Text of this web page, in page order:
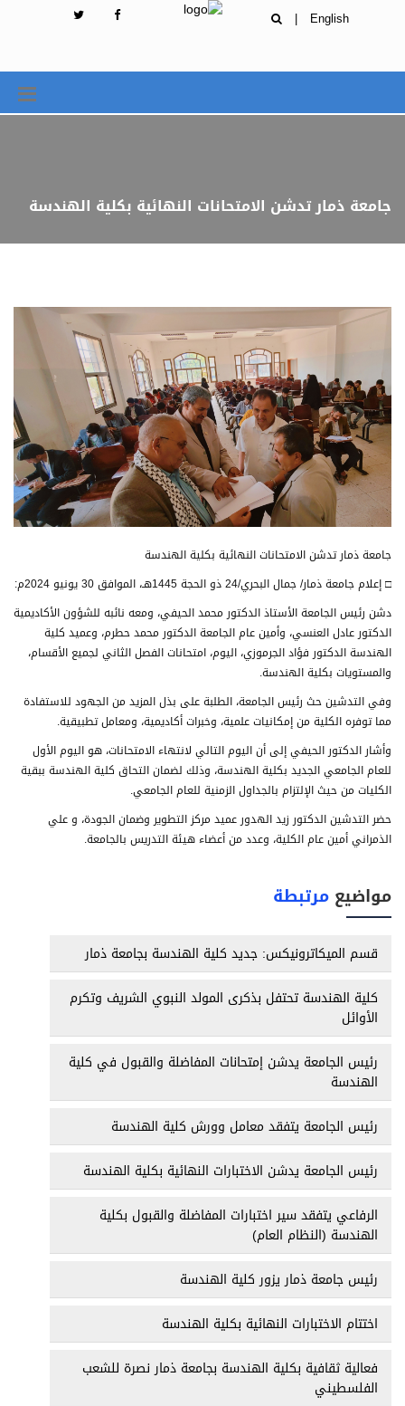
English
|
جامعة ذمار تدشن الامتحانات النهائية بكلية الهندسة
جامعة ذمار تدشن الامتحانات النهائية بكلية الهندسة
□ إعلام جامعة ذمار/ جمال البحري/24 ذو الحجة 1445هـ، الموافق 30 يونيو 2024م:
دشن رئيس الجامعة الأستاذ الدكتور محمد الحيفي، ومعه نائبه للشؤون الأكاديمية
الدكتور عادل العنسي، وأمين عام الجامعة الدكتور محمد حطرم، وعميد كلية
الهندسة الدكتور فؤاد الجرموزي، اليوم، امتحانات الفصل الثاني لجميع الأقسام،
والمستويات بكلية الهندسة.
وفي التدشين حث رئيس الجامعة، الطلبة على بذل المزيد من الجهود للاستفادة
مما توفره الكلية من إمكانيات علمية، وخبرات أكاديمية، ومعامل تطبيقية.
وأشار الدكتور الحيفي إلى أن اليوم التالي لانتهاء الامتحانات، هو اليوم الأول
للعام الجامعي الجديد بكلية الهندسة، وذلك لضمان التحاق كلية الهندسة ببقية
الكليات من حيث الإلتزام بالجداول الزمنية للعام الجامعي.
حضر التدشين الدكتور زيد الهدور عميد مركز التطوير وضمان الجودة، و علي
الذمراني أمين عام الكلية، وعدد من أعضاء هيئة التدريس بالجامعة.
مواضيع مرتبطة
قسم الميكاترونيكس: جديد كلية الهندسة بجامعة ذمار
كلية الهندسة تحتفل بذكرى المولد النبوي الشريف وتكرم
الأوائل
رئيس الجامعة يدشن إمتحانات المفاضلة والقبول في كلية
الهندسة
رئيس الجامعة يتفقد معامل وورش كلية الهندسة
رئيس الجامعة يدشن الاختبارات النهائية بكلية الهندسة
الرفاعي يتفقد سير اختبارات المفاضلة والقبول بكلية
الهندسة (النظام العام)
رئيس جامعة ذمار يزور كلية الهندسة
اختتام الاختبارات النهائية بكلية الهندسة
فعالية ثقافية بكلية الهندسة بجامعة ذمار نصرة للشعب
الفلسطيني